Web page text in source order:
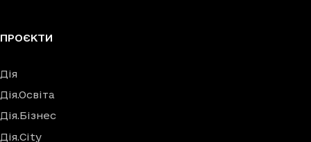
ПРОЄКТИ
Дія
Дія.Освіта
Дія.Бізнес
Дія.City